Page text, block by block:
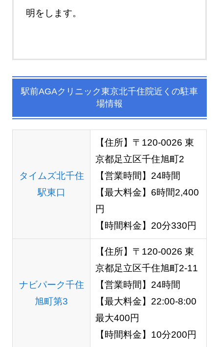
明をします。
駅前AGAクリニック東京北千住院近くの駐車
場情報
タイムズ北千住
駅東口
【住所】〒120-0026 東
京都足立区千住旭町2
【営業時間】24時間
【最大料金】6時間2,400
円
【時間料金】20分330円
ナビパーク千住
旭町第3
【住所】〒120-0026 東
京都足立区千住旭町2‐11
【営業時間】24時間
【最大料金】22:00-8:00
最大400円
【時間料金】10分200円